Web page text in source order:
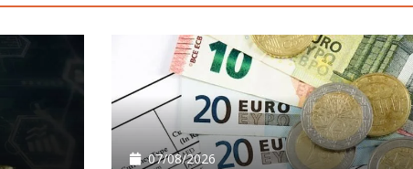
07/08/2026